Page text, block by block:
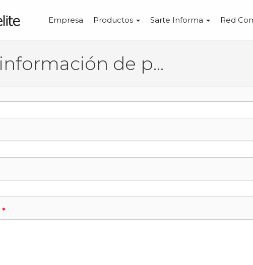
Empresa Productos Sarte Informa Red
Solicitud de información de producto